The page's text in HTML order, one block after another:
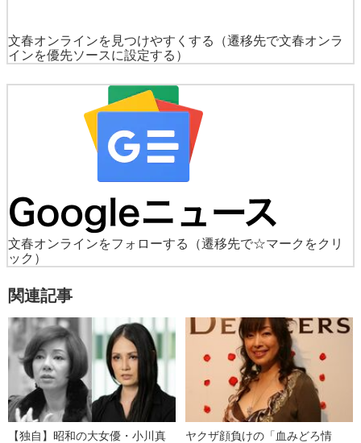
文春オンラインを見つけやすくする
（遷移先で文春オンラ
インを優先ソースに設定する）
文春オンラインをフォローする
（遷移先で☆マークをクリ
ック）
関連記事
【独自】昭和の大女優・小川真
ヤクザ顔負けの「血みどろ情